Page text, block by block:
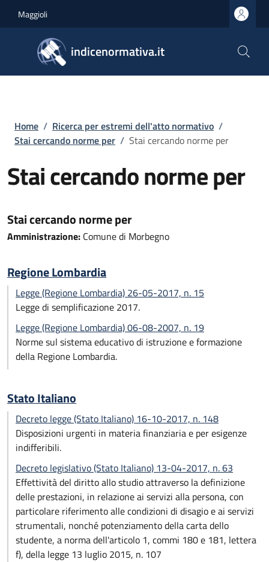
Maggioli
indicenormativa.it
Briciole di pane
Home / Ricerca per estremi dell'atto normativo /
Stai cercando norme per / Stai cercando norme per
Stai cercando norme per
Stai cercando norme per
Amministrazione: Comune di Morbegno
Regione Lombardia
Legge (Regione Lombardia) 26-05-2017, n. 15
Legge di semplificazione 2017.
Legge (Regione Lombardia) 06-08-2007, n. 19
Norme sul sistema educativo di istruzione e formazione
della Regione Lombardia.
Stato Italiano
Decreto legge (Stato Italiano) 16-10-2017, n. 148
Disposizioni urgenti in materia finanziaria e per esigenze
indifferibili.
Decreto legislativo (Stato Italiano) 13-04-2017, n. 63
Effettività del diritto allo studio attraverso la definizione
delle prestazioni, in relazione ai servizi alla persona, con
particolare riferimento alle condizioni di disagio e ai servizi
strumentali, nonché potenziamento della carta dello
studente, a norma dell'articolo 1, commi 180 e 181, lettera
f), della legge 13 luglio 2015, n. 107